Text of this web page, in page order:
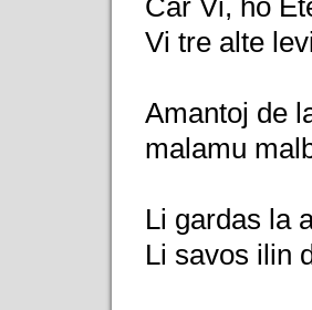
Ĉar Vi, ho
Vi tre alte
Amantoj de
malamu
Li gardas la
Li savos ilin